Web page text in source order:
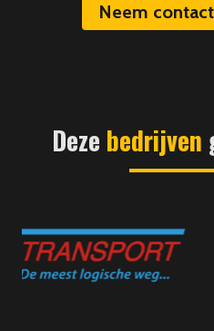
Neem
Deze bedrijven